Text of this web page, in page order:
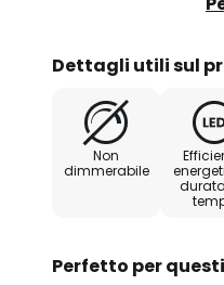
Dettagli utili sul
Non
dimmerabile
Perfetto per